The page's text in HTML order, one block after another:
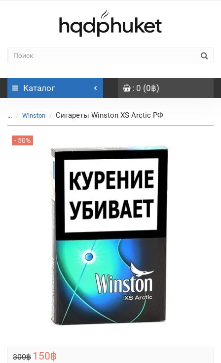
Каталог : 0 (0฿)
... Winston Сигареты Winston XS Arctic РФ
- 50%
300฿ 150฿